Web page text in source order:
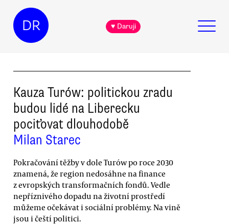
DR ♥ Daruji
Kauza Turów: politickou zradu
budou lidé na Liberecku
pociťovat dlouhodobě
Milan Starec
Pokračování těžby v dole Turów po roce 2030
znamená, že region nedosáhne na finance
z evropských transformačních fondů. Vedle
nepříznivého dopadu na životní prostředí
můžeme očekávat i sociální problémy. Na vině
jsou i čeští politici.